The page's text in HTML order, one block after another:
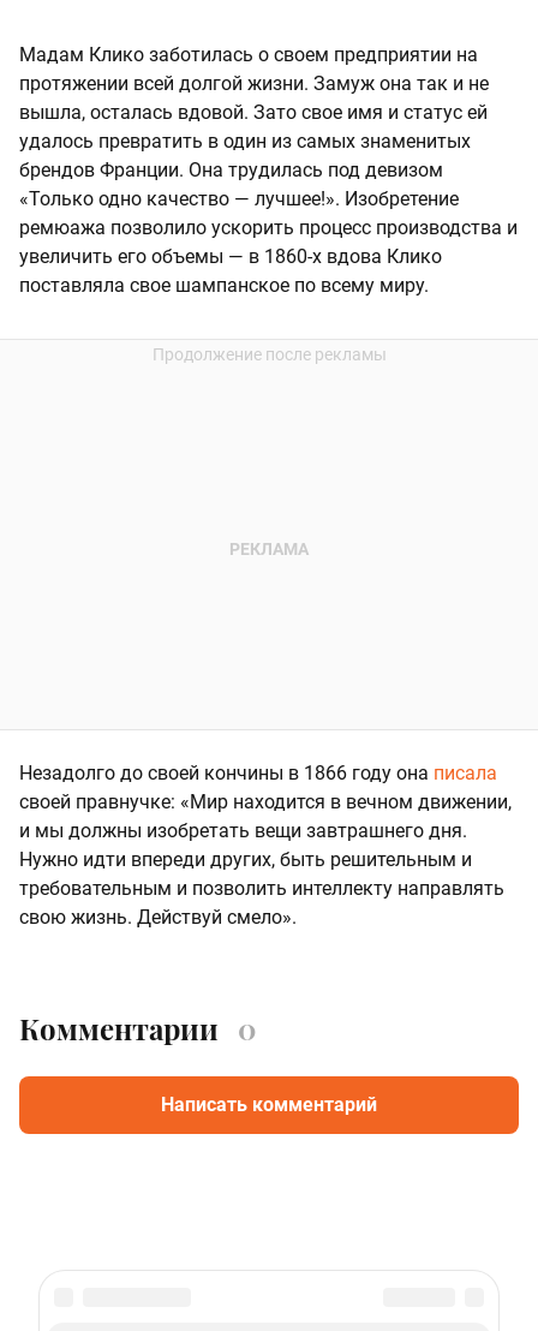
Мадам Клико заботилась о своем предприятии на
протяжении всей долгой жизни. Замуж она так и не
вышла, осталась вдовой. Зато свое имя и статус ей
удалось превратить в один из самых знаменитых
брендов Франции. Она трудилась под девизом
«Только одно качество — лучшее!». Изобретение
ремюажа позволило ускорить процесс производства и
увеличить его объемы — в 1860-х вдова Клико
поставляла свое шампанское по всему миру.
Незадолго до своей кончины в 1866 году она писала
своей правнучке: «Мир находится в вечном движении,
и мы должны изобретать вещи завтрашнего дня.
Нужно идти впереди других, быть решительным и
требовательным и позволить интеллекту направлять
свою жизнь. Действуй смело».
Комментарии 0
Написать комментарий